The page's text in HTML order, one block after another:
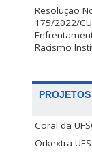
Resolução
175/2022/
Racismo
PROJETOS
Coral da
Orkextra